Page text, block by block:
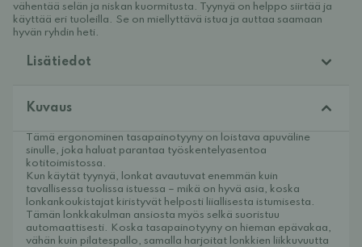
vähentää selän ja niskan kuormitusta. Tyynyä on helppo siirtää ja
käyttää eri tuoleilla. Se on miellyttävä istua ja auttaa saamaan
hyvän ryhdin heti.
Lisätiedot
Kuvaus
Tämä ergonominen tasapainotyyny on loistava apuväline
sinulle, joka haluat parantaa työskentelyasentoa
kotitoimistossa.
Kun käytät tyynyä, lonkat avautuvat enemmän kuin
tavallisessa tuolissa istuessa – mikä on hyvä asia, koska
lonkankoukistajat kiristyvät helposti liiallisesta istumisesta.
Tämän lonkkakulman ansiosta myös selkä suoristuu
automaattisesti. Koska tasapainotyyny on hieman epävakaa,
vähän kuin pilatespallo, samalla harjoitat lonkkien liikkuvuutta